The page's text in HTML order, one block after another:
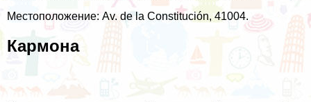
Местоположение: Av. de la Constitución, 41004.
Кармона